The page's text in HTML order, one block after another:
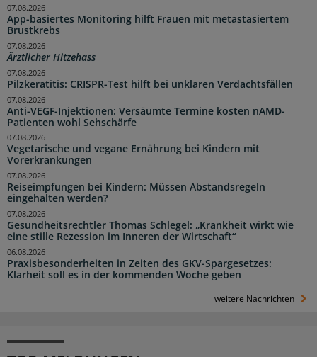
App-basiertes Monitoring hilft Frauen mit metastasiertem
Brustkrebs
07.08.2026
Ärztlicher Hitzehass
07.08.2026
Pilzkeratitis: CRISPR-Test hilft bei unklaren Verdachtsfällen
07.08.2026
Anti-VEGF-Injektionen: Versäumte Termine kosten nAMD-
Patienten wohl Sehschärfe
07.08.2026
Vegetarische und vegane Ernährung bei Kindern mit
Vorerkrankungen
07.08.2026
Reiseimpfungen bei Kindern: Müssen Abstandsregeln
eingehalten werden?
07.08.2026
Gesundheitsrechtler Thomas Schlegel: „Krankheit wirkt wie
eine stille Rezession im Inneren der Wirtschaft“
07.08.2026
Praxisbesonderheiten in Zeiten des GKV-Spargesetzes:
Klarheit soll es in der kommenden Woche geben
06.08.2026
weitere Nachrichten